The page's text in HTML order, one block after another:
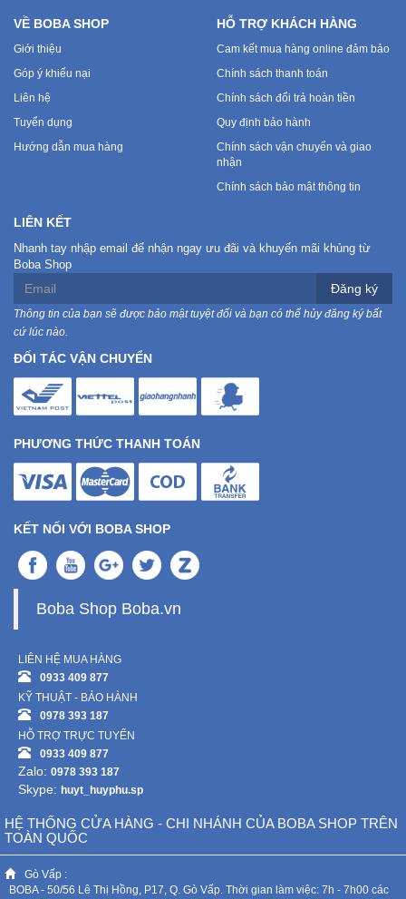
VỀ BOBA SHOP
Giới thiệu
Góp ý khiếu nại
Liên hệ
Tuyển dụng
Hướng dẫn mua hàng
HỖ TRỢ KHÁCH HÀNG
Cam kết mua hàng online đảm bảo
Chính sách thanh toán
Chính sách đổi trả hoàn tiền
Quy định bảo hành
Chính sách vận chuyển và giao
nhận
Chính sách bảo mật thông tin
LIÊN KẾT
Nhanh tay nhập email để nhận ngay ưu đãi và khuyến mãi khủng từ
Boba Shop
Đăng ký
Thông tin của bạn sẽ được bảo mật tuyệt đối và bạn có thể hủy đăng ký bất
cứ lúc nào.
ĐỐI TÁC VẬN CHUYỂN
PHƯƠNG THỨC THANH TOÁN
KẾT NỐI VỚI BOBA SHOP
Boba Shop Boba.vn
LIÊN HỆ MUA HÀNG
0933 409 877
KỸ THUẬT - BẢO HÀNH
0978 393 187
HỖ TRỢ TRỰC TUYẾN
0933 409 877
Zalo: 0978 393 187
Skype: huyt_huyphu.sp
HỆ THỐNG CỬA HÀNG - CHI NHÁNH CỦA BOBA SHOP TRÊN
TOÀN QUỐC
Gò Vấp :
BOBA - 50/56 Lê Thị Hồng, P17, Q. Gò Vấp. Thời gian làm việc: 7h - 7h00 các